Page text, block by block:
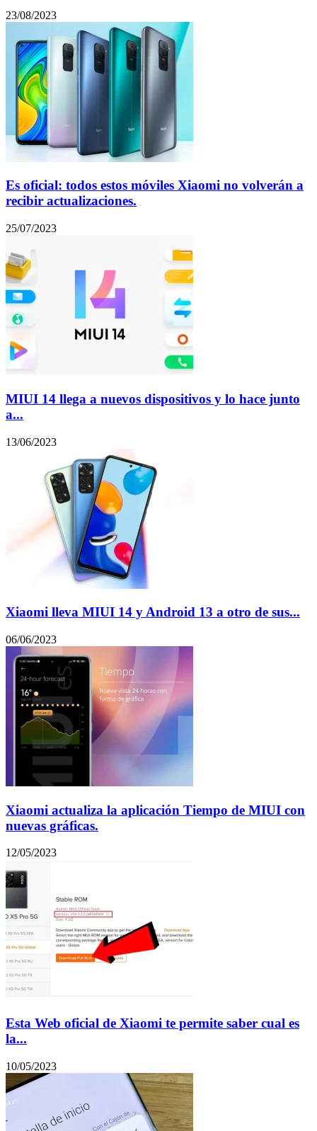
23/08/2023
Es oficial: todos estos móviles Xiaomi no volverán a
recibir actualizaciones.
25/07/2023
MIUI 14 llega a nuevos dispositivos y lo hace junto
a...
13/06/2023
Xiaomi lleva MIUI 14 y Android 13 a otro de sus...
06/06/2023
Xiaomi actualiza la aplicación Tiempo de MIUI con
nuevas gráficas.
12/05/2023
Esta Web oficial de Xiaomi te permite saber cual es
la...
10/05/2023